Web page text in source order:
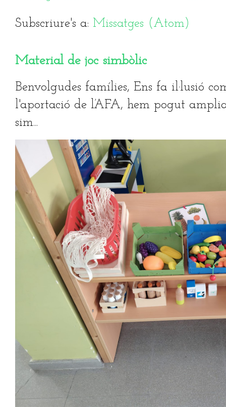
Subscriure's a: Missatges (Atom)
Material de joc simbòlic
Benvolgudes famílies, Ens fa il·lusió
l'aportació de l’AFA, hem pogut
sim...